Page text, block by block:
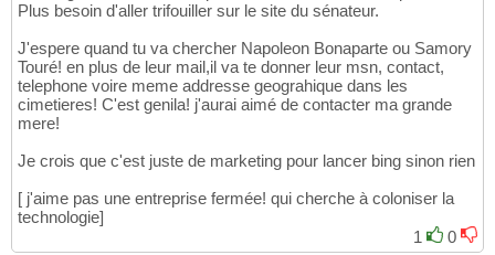
Plus besoin d'aller trifouiller sur le site du sénateur.
J'espere quand tu va chercher Napoleon Bonaparte ou Samory
Touré! en plus de leur mail,il va te donner leur msn, contact,
telephone voire meme addresse geograhique dans les
cimetieres! C'est genila! j'aurai aimé de contacter ma grande
mere!
Je crois que c'est juste de marketing pour lancer bing sinon rien
[ j'aime pas une entreprise fermée! qui cherche à coloniser la
technologie]
1
0